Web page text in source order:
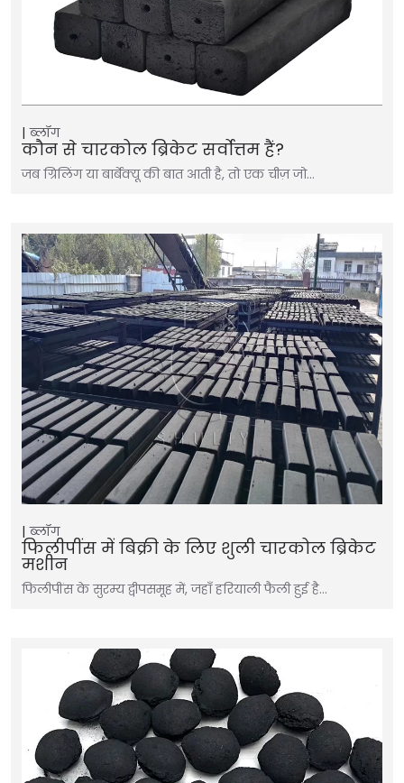
ब्लॉग
कौन से चारकोल ब्रिकेट सर्वोत्तम हैं?
जब ग्रिलिंग या बार्बेक्यू की बात आती है, तो एक चीज़ जो…
ब्लॉग
फिलीपींस में बिक्री के लिए शुली चारकोल ब्रिकेट
मशीन
फिलीपींस के सुरम्य द्वीपसमूह में, जहाँ हरियाली फैली हुई है…